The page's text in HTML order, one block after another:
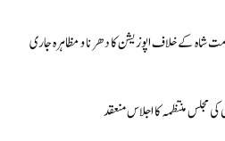
شاہ کے خلاف اپوزیشن کا دھرنا و مظاہرہ جاری
کی مجلس منتظمہ کا اجلاس منعقد